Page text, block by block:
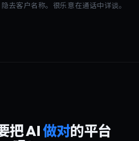
去客户名称。很乐意在通话中详谈。
把 AI做对的平台